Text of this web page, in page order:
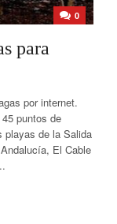
0
para
por internet.
puntos de
playas de la Salida
El Cable